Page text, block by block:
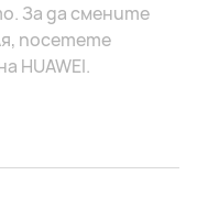
За да смените
посетете
HUAWEI.